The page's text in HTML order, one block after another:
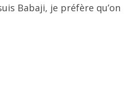
Babaji, je préfère qu’on